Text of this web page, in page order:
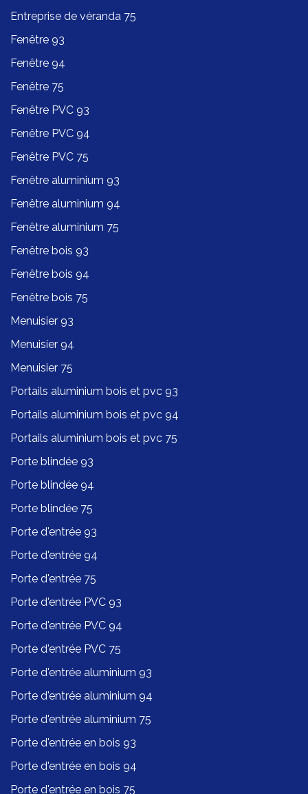
Entreprise de véranda 75
Fenêtre 93
Fenêtre 94
Fenêtre 75
Fenêtre PVC 93
Fenêtre PVC 94
Fenêtre PVC 75
Fenêtre aluminium 93
Fenêtre aluminium 94
Fenêtre aluminium 75
Fenêtre bois 93
Fenêtre bois 94
Fenêtre bois 75
Menuisier 93
Menuisier 94
Menuisier 75
Portails aluminium bois et pvc 93
Portails aluminium bois et pvc 94
Portails aluminium bois et pvc 75
Porte blindée 93
Porte blindée 94
Porte blindée 75
Porte d'entrée 93
Porte d'entrée 94
Porte d'entrée 75
Porte d'entrée PVC 93
Porte d'entrée PVC 94
Porte d'entrée PVC 75
Porte d'entrée aluminium 93
Porte d'entrée aluminium 94
Porte d'entrée aluminium 75
Porte d'entrée en bois 93
Porte d'entrée en bois 94
Porte d'entrée en bois 75